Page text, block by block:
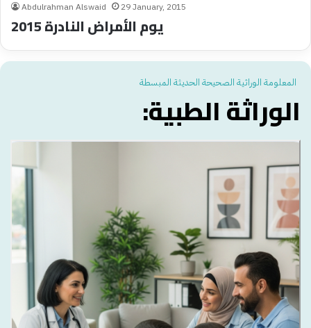
Abdulrahman Alswaid 29 January, 2015
يوم الأمراض النادرة 2015
المعلومة الوراثية الصحيحة الحديثة المبسطة
الوراثة الطبية: